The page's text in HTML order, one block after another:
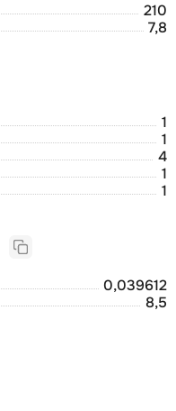
210
7,8
1
1
4
1
1
0,039612
8,5